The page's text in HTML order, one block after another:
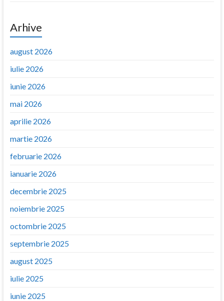
Arhive
august 2026
iulie 2026
iunie 2026
mai 2026
aprilie 2026
martie 2026
februarie 2026
ianuarie 2026
decembrie 2025
noiembrie 2025
octombrie 2025
septembrie 2025
august 2025
iulie 2025
iunie 2025